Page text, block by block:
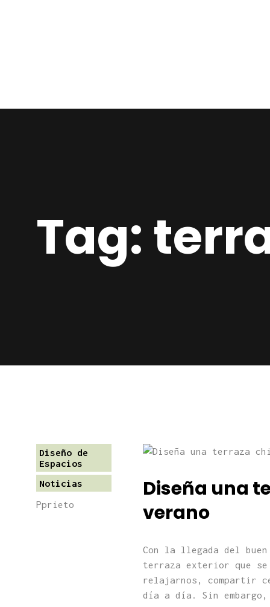
Tag:
Diseño de
Espacios
Noticias
Pprieto
Diseña una
verano
Con la llegada del buen
terraza exterior que
relajarnos, compartir
día a día. Sin